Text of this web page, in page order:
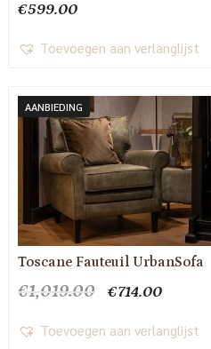
€599.00
Toevoegen aan verlanglijst
AANBIEDING
Toscane Fauteuil UrbanSofa
€1,019.00
Oorspronkelijke
was:
€714.00Huidige
is:
Toevoegen aan verlanglijst